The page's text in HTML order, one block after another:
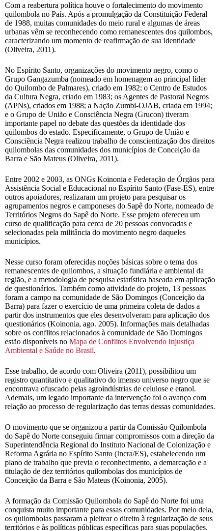
Com a reabertura política houve o fortalecimento do movimento
quilombola no País. Após a promulgação da Constituição Federal
de 1988, muitas comunidades do meio rural e algumas de áreas
urbanas vêm se reconhecendo como remanescentes dos quilombos,
caracterizando um momento de reafirmação de sua identidade
(Oliveira, 2011).
No Espírito Santo, organizações do movimento negro, como o
Grupo Gangazumba (nomeado em homenagem ao principal líder
do Quilombo de Palmares), criado em 1982; o Centro de Estudos
da Cultura Negra, criado em 1983; os Agentes de Pastoral Negros
(APNs), criados em 1988; a Nação Zumbi-OJAB, criada em 1994;
e o Grupo de União e Consciência Negra (Grucon) tiveram
importante papel no debate das questões da identidade dos
quilombos do estado. Especificamente, o Grupo de União e
Consciência Negra realizou trabalho de conscientização dos direitos
quilombolas das comunidades dos municípios de Conceição da
Barra e São Mateus (Oliveira, 2011).
Entre 2002 e 2003, as ONGs Koinonia e Federação de Órgãos para
Assistência Social e Educacional no Espírito Santo (Fase-ES), entre
outros apoiadores, realizaram um projeto para pesquisar os
agrupamentos negros e camponeses do Sapê do Norte, nomeado de
Territórios Negros do Sapê do Norte. Esse projeto ofereceu um
curso de qualificação para cerca de 20 pessoas convocadas e
selecionadas pela militância do movimento negro daqueles
municípios.
Nesse curso foram oferecidas noções básicas sobre o tema dos
remanescentes de quilombos, a situação fundiária e ambiental da
região, e a metodologia de pesquisa estatística baseada em aplicação
de questionários. Também como atividade do projeto, 13 pessoas
foram a campo na comunidade de São Domingos (Conceição da
Barra) para fazer o exercício de uma primeira coleta de dados a
partir dos instrumentos que eles desenvolveram para aplicação dos
questionários (Koinonia, ago. 2005). Informações mais detalhadas
sobre os conflitos relacionados à comunidade de São Domingos
estão disponíveis no Mapa de Conflitos Envolvendo Injustiça
Ambiental e Saúde no Brasil.
Esse trabalho, de acordo com Oliveira (2011), possibilitou um
registro quantitativo e qualitativo do imenso universo negro que se
encontrava ofuscado pelas agroindústrias de celulose e etanol.
Ademais, um legado importante da intervenção foi o avanço com
relação ao processo de regularização das terras dessas comunidades.
O movimento que se organizou a partir da Comissão Quilombola
do Sapê do Norte conseguiu firmar compromissos com a direção da
Superintendência Regional do Instituto Nacional de Colonização e
Reforma Agrária no Espírito Santo (Incra/ES), estabelecendo um
plano de trabalho que previa o reconhecimento, a demarcação e a
titulação de dez territórios quilombolas dos municípios de
Conceição da Barra e São Mateus (Koinonia, 2005).
A formação da Comissão Quilombola do Sapê do Norte foi uma
conquista muito importante para essas comunidades. Por meio dela,
os quilombolas passaram a pleitear o direito à regularização de seus
territórios e às políticas públicas específicas para suas populações.